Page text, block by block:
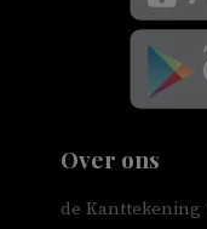
Over ons
de